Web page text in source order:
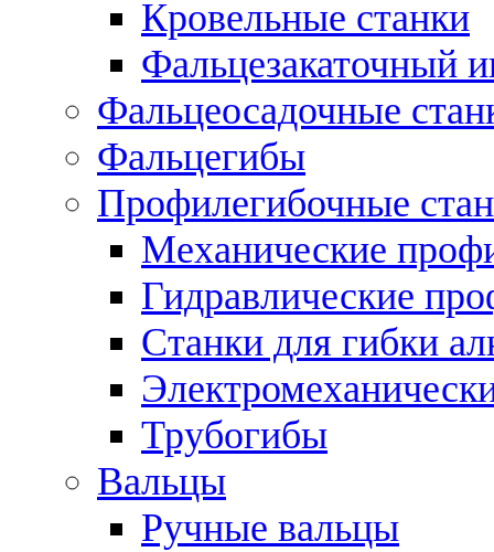
Кровельные станки
Фальцезакаточный
Фальцеосадочные
Фальцегибы
Профилегибочные
Механические
Гидравлические
Станки для гибки
Трубогибы
Вальцы
Ручные вальцы